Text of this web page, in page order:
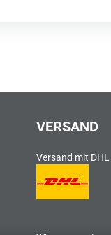
VERSAND
Versand mit DHL